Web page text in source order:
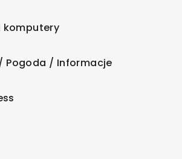
komputery
Pogoda / Informacje